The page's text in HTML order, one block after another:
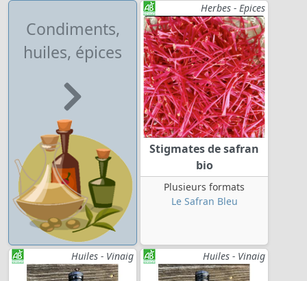
Condiments,
huiles, épices
Herbes - Epices
Stigmates de safran
bio
Plusieurs formats
Le Safran Bleu
Huiles - Vinaig Huiles - Vinaig